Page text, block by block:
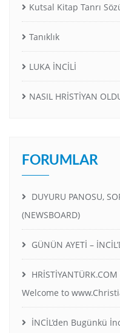
Kutsal Kitap Tanrı
Tanıklık
LUKA İNCİLİ
NASIL HRİSTİYAN
FORUMLAR
DUYURU PANOSU,
(NEWSBOARD)
GÜNÜN AYETİ –
Welcome to
İNCİL’den Bugünkü